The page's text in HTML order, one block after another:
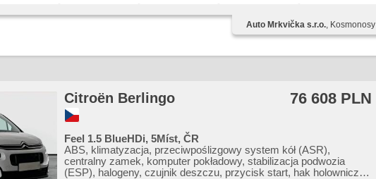
centralne - zdalne, centralny zamek, aktywne siedzenie dla kierowcy,
start-stop systém, obrotomierz, USB, radio fabryczne, digitální příjem
rádia (DAB), termometr zewnętrzny, přední pohon, chowane
Auto Mrkvička s.r.o., Kosmonosy
Citroën Berlingo 76 608 PLN
Feel 1.5 BlueHDi, 5Míst, ČR
ABS, klimatyzacja, przeciwpoślizgowy system kół (ASR),
centralny zamek, komputer pokładowy, stabilizacja podwozia
(ESP), halogeny, czujnik deszczu, przycisk start, hak holowniczy,